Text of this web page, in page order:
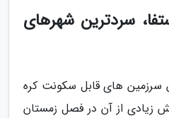
سردترین شهرهای
سرزمین های قابل سکونت کره
زیادی از آن در فصل زمستان